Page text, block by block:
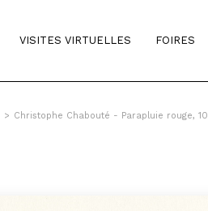
VISITES VIRTUELLES FOIRES
> Christophe Chabouté - Parapluie rouge, 10